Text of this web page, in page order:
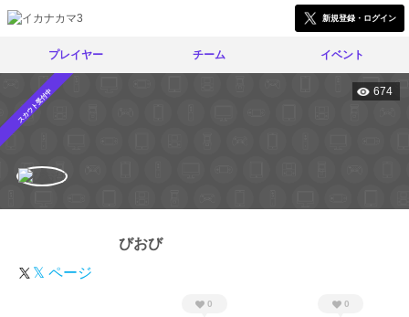
新規登録・ログイン
プレイヤー チーム イベント
スカウト受付中 674
びおび
𝕏 ページ
0 0